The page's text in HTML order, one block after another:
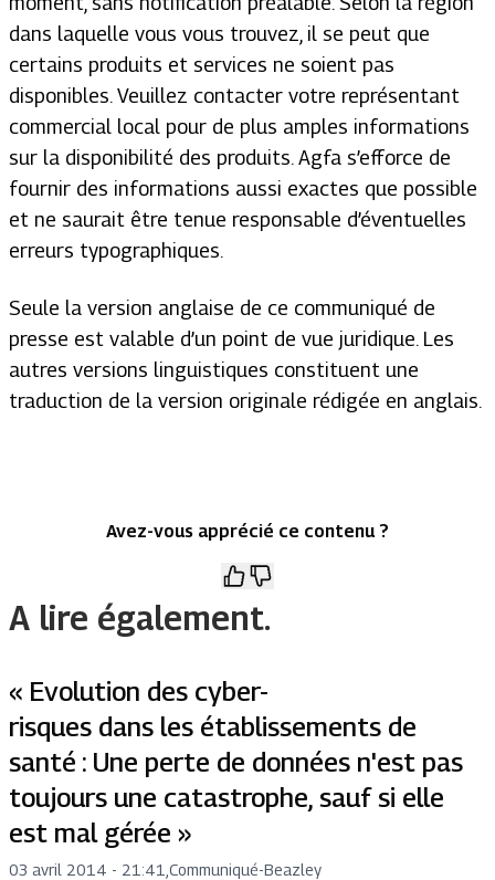
dans laquelle vous vous trouvez, il se peut que
certains produits et services ne soient pas
disponibles. Veuillez contacter votre représentant
commercial local pour de plus amples informations
sur la disponibilité des produits. Agfa s’efforce de
fournir des informations aussi exactes que possible
et ne saurait être tenue responsable d’éventuelles
erreurs typographiques.
Seule la version anglaise de ce communiqué de
presse est valable d’un point de vue juridique. Les
autres versions linguistiques constituent une
traduction de la version originale rédigée en anglais.
Avez-vous apprécié ce contenu ?
A lire également.
« Evolution des cyber-
risques dans les établissements de
santé : Une perte de données n'est pas
toujours une catastrophe, sauf si elle
est mal gérée »
03 avril 2014 - 21:41 Communiqué-Beazley